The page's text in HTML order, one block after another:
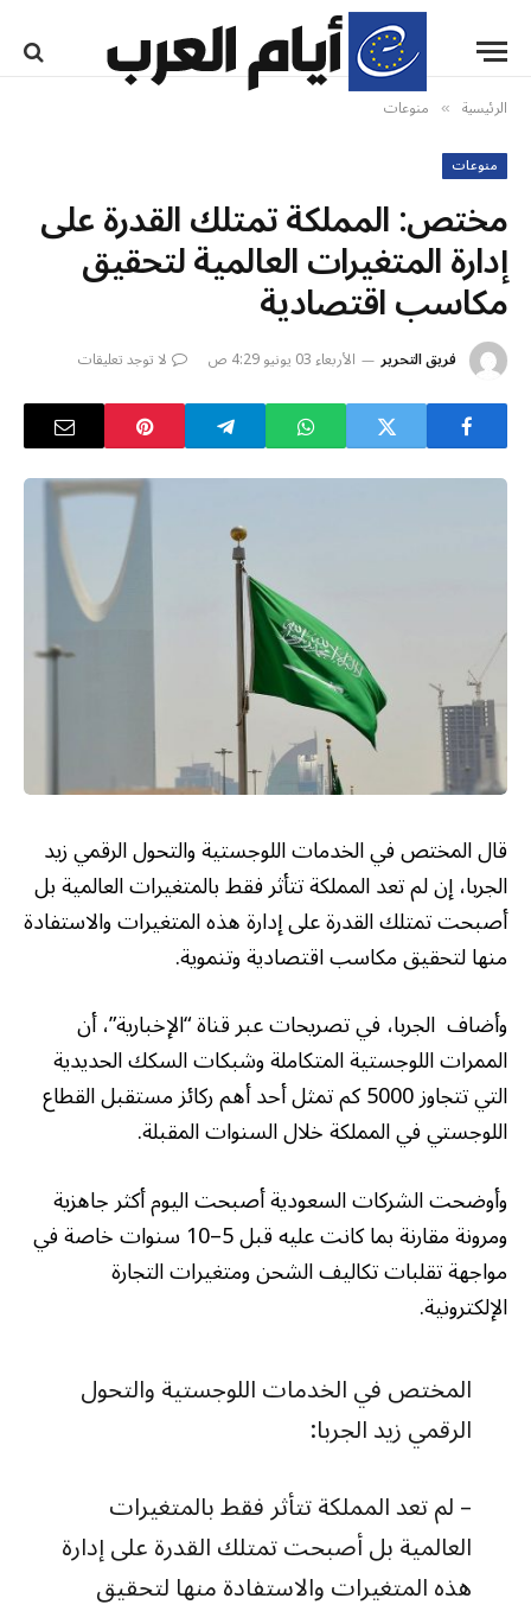
الرئيسية » منوعات
منوعات
مختص: المملكة تمتلك القدرة على
إدارة المتغيرات العالمية لتحقيق
مكاسب اقتصادية
فريق التحرير الأربعاء 03 يونيو 4:29 ص لا توجد تعليقات
قال المختص في الخدمات اللوجستية والتحول الرقمي زيد
الجربا، إن لم تعد المملكة تتأثر فقط بالمتغيرات العالمية بل
أصبحت تمتلك القدرة على إدارة هذه المتغيرات والاستفادة
منها لتحقيق مكاسب اقتصادية وتنموية.
وأضاف الجربا، في تصريحات عبر قناة “الإخبارية”، أن
الممرات اللوجستية المتكاملة وشبكات السكك الحديدية
التي تتجاوز 5000 كم تمثل أحد أهم ركائز مستقبل القطاع
اللوجستي في المملكة خلال السنوات المقبلة.
وأوضحت الشركات السعودية أصبحت اليوم أكثر جاهزية
ومرونة مقارنة بما كانت عليه قبل 5–10 سنوات خاصة في
مواجهة تقلبات تكاليف الشحن ومتغيرات التجارة
الإلكترونية.
المختص في الخدمات اللوجستية والتحول
الرقمي زيد الجربا:
– لم تعد المملكة تتأثر فقط بالمتغيرات
العالمية بل أصبحت تمتلك القدرة على إدارة
هذه المتغيرات والاستفادة منها لتحقيق